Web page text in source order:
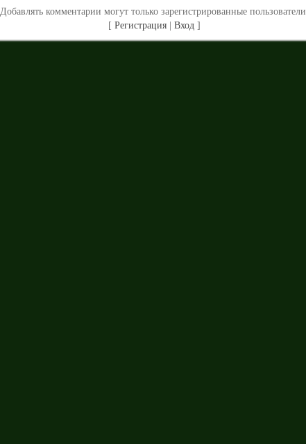
Добавлять комментарии могут только зарегистрированные пользователи.
[ Регистрация| Вход]